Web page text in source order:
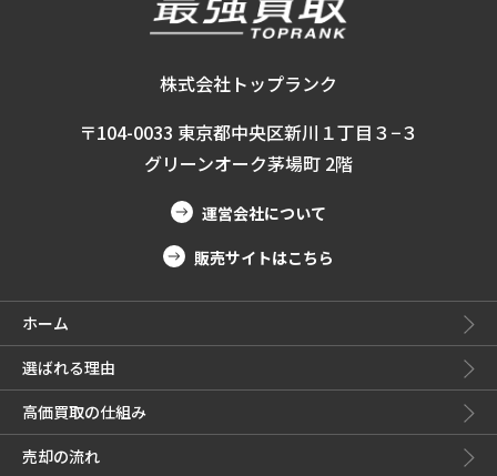
株式会社トップランク
〒104-0033 東京都中央区新川１丁目３−３
グリーンオーク茅場町 2階
運営会社について
販売サイトはこちら
ホーム
選ばれる理由
高価買取の仕組み
売却の流れ